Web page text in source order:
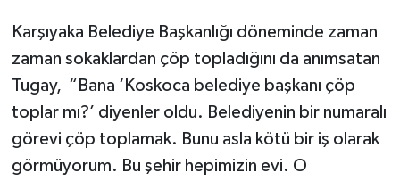
Karşıyaka Belediye Başkanlığı döneminde zaman
zaman sokaklardan çöp topladığını da anımsatan
Tugay, “Bana ‘Koskoca belediye başkanı çöp
toplar mı?’ diyenler oldu. Belediyenin bir numaralı
görevi çöp toplamak. Bunu asla kötü bir iş olarak
görmüyorum. Bu şehir hepimizin evi. O